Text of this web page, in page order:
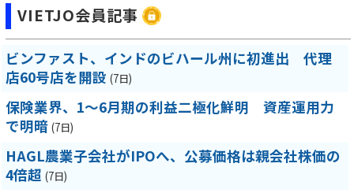
VIETJO会員記事
ビンファスト、インドのビハール州に初進出 代理
店60号店を開設 (7日)
保険業界、1～6月期の利益二極化鮮明 資産運用力
で明暗 (7日)
HAGL農業子会社がIPOへ、公募価格は親会社株価の
4倍超 (7日)